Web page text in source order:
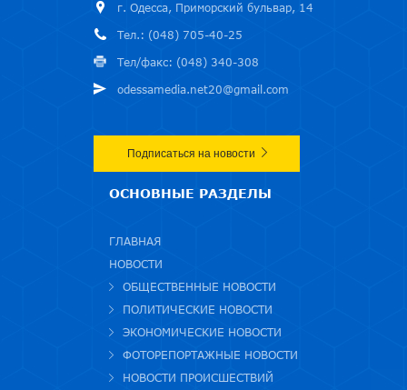
г. Одесса, Приморский бульвар, 14
Тел.: (048) 705-40-25
Тел/факс: (048) 340-308
odessamedia.net20@gmail.com
Подписаться на новости
ОСНОВНЫЕ РАЗДЕЛЫ
ГЛАВНАЯ
НОВОСТИ
ОБЩЕСТВЕННЫЕ НОВОСТИ
ПОЛИТИЧЕСКИЕ НОВОСТИ
ЭКОНОМИЧЕСКИЕ НОВОСТИ
ФОТОРЕПОРТАЖНЫЕ НОВОСТИ
НОВОСТИ ПРОИСШЕСТВИЙ